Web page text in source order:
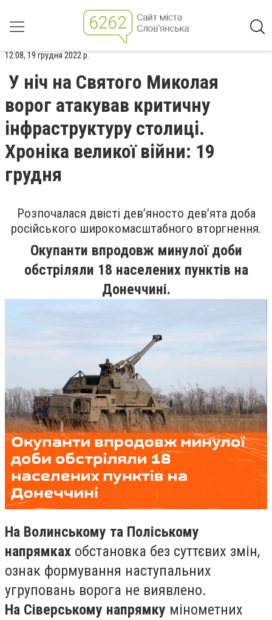
12:08, 19 грудня 2022 р.
У ніч на Святого Миколая
ворог атакував критичну
інфраструктуру столиці.
Хроніка великої війни: 19
грудня
Розпочалася двісті дев’яносто дев’ята доба
російського широкомасштабного вторгнення.
Окупанти впродовж минулої доби
обстріляли 18 населених пунктів на
Донеччині.
На Волинському та Поліському
напрямках обстановка без суттєвих змін,
ознак формування наступальних
угруповань ворога не виявлено.
На Сіверському напрямку мінометних